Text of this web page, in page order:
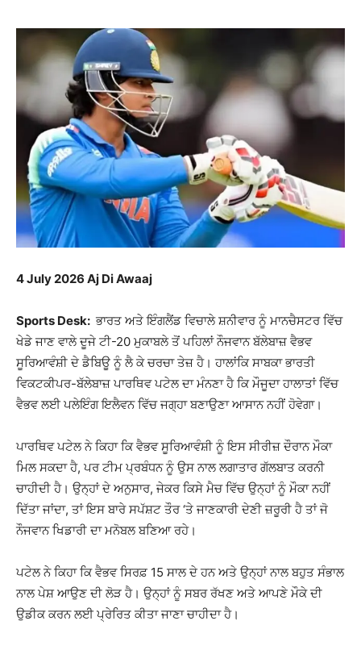
4 July 2026 Aj Di Awaaj
Sports Desk: ਭਾਰਤ ਅਤੇ ਇੰਗਲੈਂਡ ਵਿਚਾਲੇ ਸ਼ਨੀਵਾਰ ਨੂੰ ਮਾਨਚੈਸਟਰ ਵਿੱਚ
ਖੇਡੇ ਜਾਣ ਵਾਲੇ ਦੂਜੇ ਟੀ-20 ਮੁਕਾਬਲੇ ਤੋਂ ਪਹਿਲਾਂ ਨੌਜਵਾਨ ਬੱਲੇਬਾਜ਼ ਵੈਭਵ
ਸੂਰਿਆਵੰਸ਼ੀ ਦੇ ਡੈਬਿਊ ਨੂੰ ਲੈ ਕੇ ਚਰਚਾ ਤੇਜ਼ ਹੈ। ਹਾਲਾਂਕਿ ਸਾਬਕਾ ਭਾਰਤੀ
ਵਿਕਟਕੀਪਰ-ਬੱਲੇਬਾਜ਼ ਪਾਰਥਿਵ ਪਟੇਲ ਦਾ ਮੰਨਣਾ ਹੈ ਕਿ ਮੌਜੂਦਾ ਹਾਲਾਤਾਂ ਵਿੱਚ
ਵੈਭਵ ਲਈ ਪਲੇਇੰਗ ਇਲੈਵਨ ਵਿੱਚ ਜਗ੍ਹਾ ਬਣਾਉਣਾ ਆਸਾਨ ਨਹੀਂ ਹੋਵੇਗਾ।
ਪਾਰਥਿਵ ਪਟੇਲ ਨੇ ਕਿਹਾ ਕਿ ਵੈਭਵ ਸੂਰਿਆਵੰਸ਼ੀ ਨੂੰ ਇਸ ਸੀਰੀਜ਼ ਦੌਰਾਨ ਮੌਕਾ
ਮਿਲ ਸਕਦਾ ਹੈ, ਪਰ ਟੀਮ ਪ੍ਰਬੰਧਨ ਨੂੰ ਉਸ ਨਾਲ ਲਗਾਤਾਰ ਗੱਲਬਾਤ ਕਰਨੀ
ਚਾਹੀਦੀ ਹੈ। ਉਨ੍ਹਾਂ ਦੇ ਅਨੁਸਾਰ, ਜੇਕਰ ਕਿਸੇ ਮੈਚ ਵਿੱਚ ਉਨ੍ਹਾਂ ਨੂੰ ਮੌਕਾ ਨਹੀਂ
ਦਿੱਤਾ ਜਾਂਦਾ, ਤਾਂ ਇਸ ਬਾਰੇ ਸਪੱਸ਼ਟ ਤੌਰ ‘ਤੇ ਜਾਣਕਾਰੀ ਦੇਣੀ ਜ਼ਰੂਰੀ ਹੈ ਤਾਂ ਜੋ
ਨੌਜਵਾਨ ਖਿਡਾਰੀ ਦਾ ਮਨੋਬਲ ਬਣਿਆ ਰਹੇ।
ਪਟੇਲ ਨੇ ਕਿਹਾ ਕਿ ਵੈਭਵ ਸਿਰਫ਼ 15 ਸਾਲ ਦੇ ਹਨ ਅਤੇ ਉਨ੍ਹਾਂ ਨਾਲ ਬਹੁਤ ਸੰਭਾਲ
ਨਾਲ ਪੇਸ਼ ਆਉਣ ਦੀ ਲੋੜ ਹੈ। ਉਨ੍ਹਾਂ ਨੂੰ ਸਬਰ ਰੱਖਣ ਅਤੇ ਆਪਣੇ ਮੌਕੇ ਦੀ
ਉਡੀਕ ਕਰਨ ਲਈ ਪ੍ਰੇਰਿਤ ਕੀਤਾ ਜਾਣਾ ਚਾਹੀਦਾ ਹੈ।